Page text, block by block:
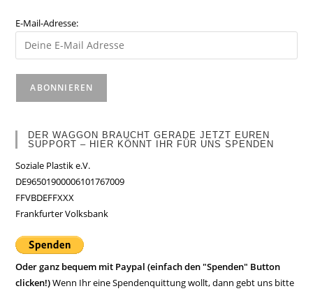
E-Mail-Adresse:
DER WAGGON BRAUCHT GERADE JETZT EUREN
SUPPORT – HIER KÖNNT IHR FÜR UNS SPENDEN
Soziale Plastik e.V.
DE96501900006101767009
FFVBDEFFXXX
Frankfurter Volksbank
Oder ganz bequem mit Paypal (einfach den "Spenden" Button
clicken!)Wenn Ihr eine Spendenquittung wollt, dann gebt uns bitte